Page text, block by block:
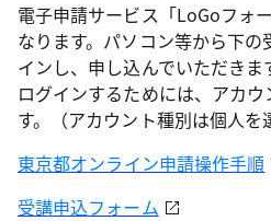
電子申請サービス「LoGoフォ
なります。パソコン等から下
インし、申し込んでいただきま
ログインするためには、アカ
す。（アカウント種別は個人を
東京都オンライン申請操作手順
受講申込フォーム